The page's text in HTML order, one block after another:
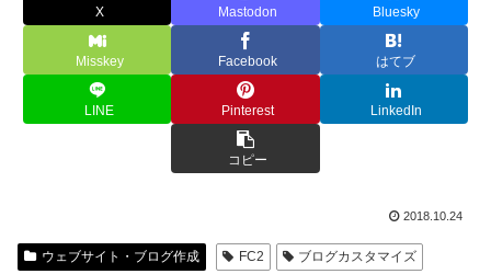
X Mastodon Bluesky
Misskey Facebook はてブ
LINE Pinterest LinkedIn
コピー
2018.10.24
ウェブサイト・ブログ作成 FC2 ブログカスタマイズ